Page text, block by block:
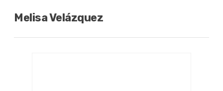
Melisa Velázquez